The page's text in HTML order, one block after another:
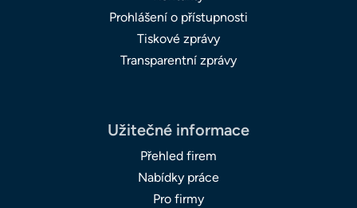
Prohlášení o přístupnosti
Tiskové zprávy
Transparentní zprávy
Užitečné informace
Přehled firem
Nabídky práce
Pro firmy